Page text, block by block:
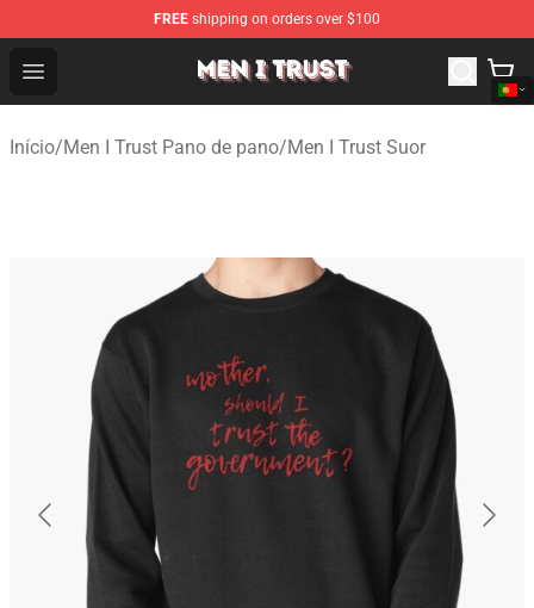
FREE shipping on orders over $100
Open menu
Men I Trust Shop - Official Men I Trust Merchandise Store
Início/Men I Trust Pano de pano/Men I Trust Suor